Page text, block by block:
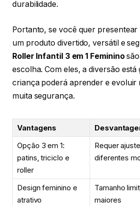
durabilidade.
Portanto, se você quer
um produto divertido, versátil e
Roller Infantil 3 em 1 Femininosão
escolha. Com eles, a diversão está
criança poderá aprender e evoluir
muita segurança.
Vantagens
Opção 3 em 1:
patins, triciclo e
roller
Requer
diferentes
Design feminino e
atrativo
Tamanho
maiores